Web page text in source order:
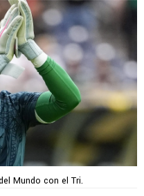
Mundo con el Tri.